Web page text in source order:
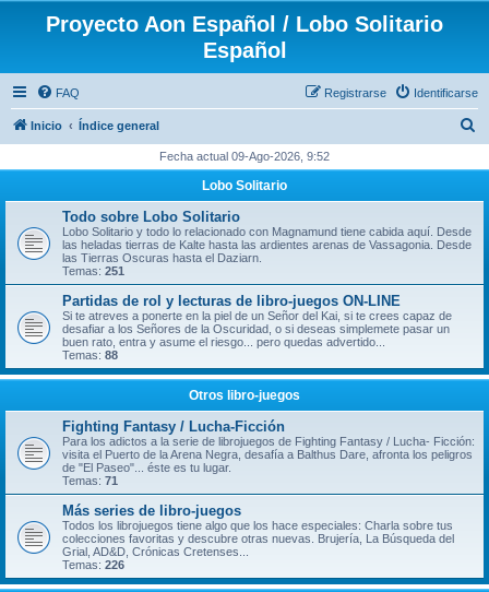
Proyecto Aon Español / Lobo Solitario
Español
FAQ Identificarse
Registrarse
Inicio Índice general
c
Fecha actual 09-Ago-2026, 9:52
Lobo Solitario
Todo sobre Lobo Solitario
Lobo Solitario y todo lo relacionado con Magnamund tiene cabida aquí. Desde
las heladas tierras de Kalte hasta las ardientes arenas de Vassagonia. Desde
las Tierras Oscuras hasta el Daziarn.
Temas: 251
Partidas de rol y lecturas de libro-juegos ON-LINE
Si te atreves a ponerte en la piel de un Señor del Kai, si te crees capaz de
desafiar a los Señores de la Oscuridad, o si deseas simplemete pasar un
buen rato, entra y asume el riesgo... pero quedas advertido...
Temas: 88
Otros libro-juegos
Fighting Fantasy / Lucha-Ficción
Para los adictos a la serie de librojuegos de Fighting Fantasy / Lucha- Ficción:
visita el Puerto de la Arena Negra, desafía a Balthus Dare, afronta los peligros
de "El Paseo"... éste es tu lugar.
Temas: 71
Más series de libro-juegos
Todos los librojuegos tiene algo que los hace especiales: Charla sobre tus
colecciones favoritas y descubre otras nuevas. Brujería, La Búsqueda del
Grial, AD&D, Crónicas Cretenses...
Temas: 226